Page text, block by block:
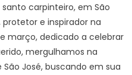
carpinteiro, em São
e inspirador na
março, dedicado a celebrar
mergulhamos na
José, buscando em sua